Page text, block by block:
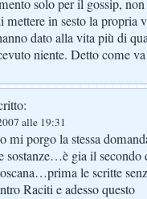
solo per il gossip,
in sesto la propria
dato alla vita più di
niente. Detto come
alle 19:31
mi porgo la stessa
sostanze…è gia il secondo
le scritte
Raciti e adesso questo